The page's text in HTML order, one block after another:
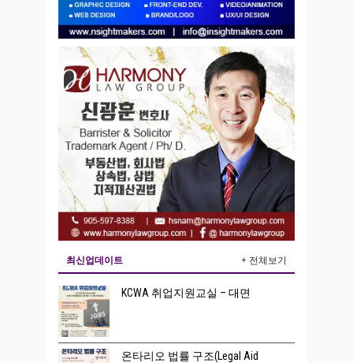
최신업데이트 + 전체보기
KCWA 취업지원교실 – 대면
온타리오 법률 구조(Legal Aid